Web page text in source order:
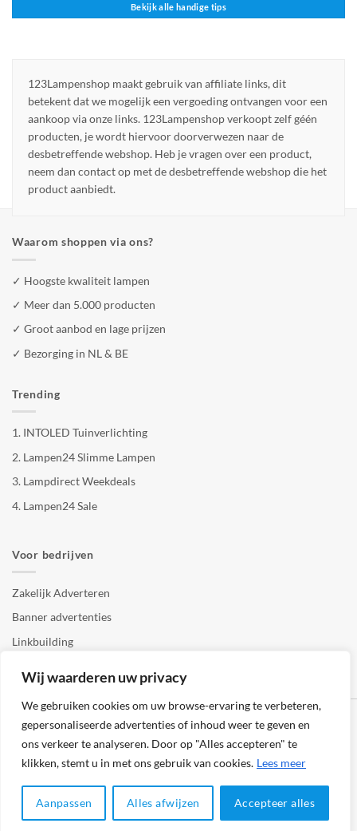
Wij waarderen uw privacy
We gebruiken cookies om uw browse-ervaring te verbeteren,
gepersonaliseerde advertenties of inhoud weer te geven en
ons verkeer te analyseren. Door op "Alles accepteren" te
klikken, stemt u in met ons gebruik van cookies. Lees meer
Aanpassen Alles afwijzen Accepteer alles
Bekijk alle handige tips
123Lampenshop maakt gebruik van affiliate links, dit
betekent dat we mogelijk een vergoeding ontvangen voor een
aankoop via onze links. 123Lampenshop verkoopt zelf géén
producten, je wordt hiervoor doorverwezen naar de
desbetreffende webshop. Heb je vragen over een product,
neem dan contact op met de desbetreffende webshop die het
product aanbiedt.
Waarom shoppen via ons?
✓ Hoogste kwaliteit lampen
✓ Meer dan 5.000 producten
✓ Groot aanbod en lage prijzen
✓ Bezorging in NL & BE
Trending
1. INTOLED Tuinverlichting
2. Lampen24 Slimme Lampen
3. Lampdirect Weekdeals
4. Lampen24 Sale
Voor bedrijven
Zakelijk Adverteren
Banner advertenties
Linkbuilding
© 2026 -123Lampenshop